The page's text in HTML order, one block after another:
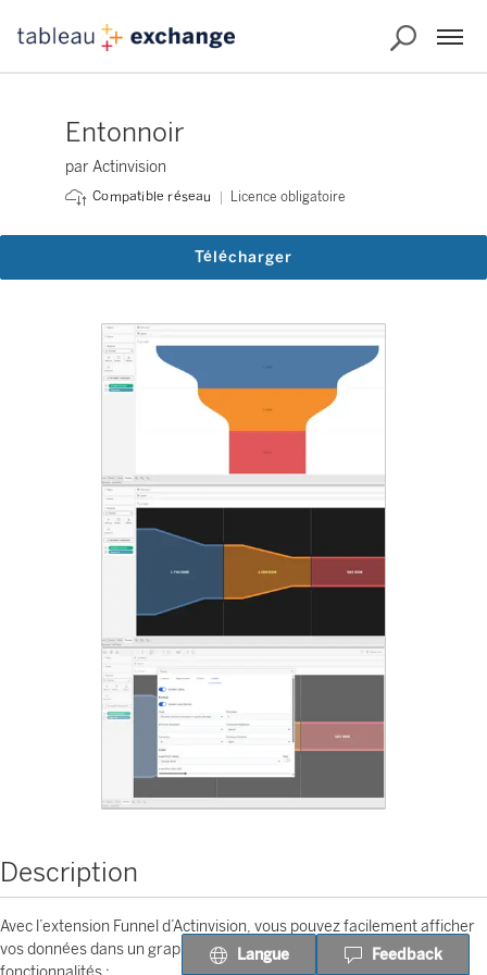
Entonnoir
par Actinvision
Compatible réseau Licence obligatoire
Télécharger
Description
Avec l’extension Funnel d’Actinvision, vous pouvez facilement afficher
vos données dans un graphique en entonnoir. Voici ses principales
Langue Feedback